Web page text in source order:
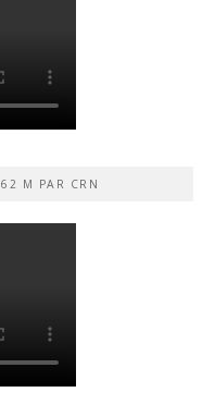
M PAR CRN